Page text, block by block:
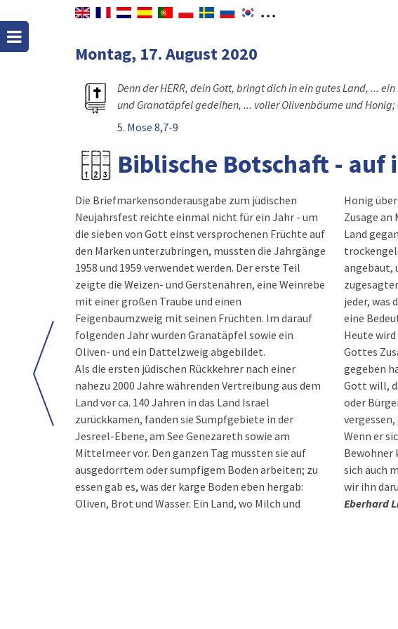
Montag, 17. August 2020
Denn der HERR, dein Gott, bringt dich in ein gutes Land, ...
und Granatäpfel gedeihen, ... voller Olivenbäume und
5. Mose 8,7-9
Biblische Botschaft -
Die Briefmarkensonderausgabe zum jüdischen
Neujahrsfest reichte einmal nicht für ein Jahr - um
die sieben von Gott einst versprochenen Früchte auf
den Marken unterzubringen, mussten die Jahrgänge
1958 und 1959 verwendet werden. Der erste Teil
zeigte die Weizen- und Gerstenähren, eine Weinrebe
mit einer großen Traube und einen
Feigenbaumzweig mit seinen Früchten. Im darauf
folgenden Jahr wurden Granatäpfel sowie ein
Oliven- und ein Dattelzweig abgebildet.
Als die ersten jüdischen Rückkehrer nach einer
nahezu 2000 Jahre währenden Vertreibung aus dem
Land vor ca. 140 Jahren in das Land Israel
zurückkamen, fanden sie Sumpfgebiete in der
Jesreel-Ebene, am See Genezareth sowie am
Mittelmeer vor. Den ganzen Tag mussten sie auf
ausgedorrtem oder sumpfigem Boden arbeiten; zu
essen gab es, was der karge Boden eben hergab:
Oliven, Brot und Wasser. Ein Land, wo Milch und
Honig
Zusage an
Land
angebaut,
jeder, was
eine
Heute wird
Gottes
gegeben
Gott will,
oder
Wenn er
Bewohner
sich auch
wir ihn
Eberhard